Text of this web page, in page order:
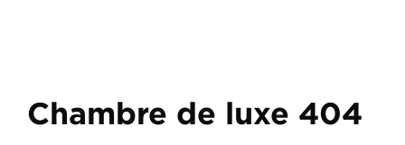
Chambre de luxe 404